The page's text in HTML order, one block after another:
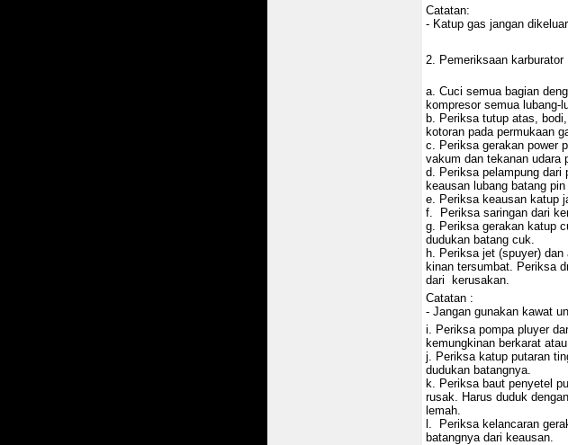
Catatan:
- Katup gas jangan
2. Pemeriksaan karburator
a. Cuci semua bagian
kompresor semua lubang-
b. Periksa tutup atas,
kotoran pada permukaan
c. Periksa gerakan power
vakum dan tekanan udara
d. Periksa pelampung dari
keausan lubang batang pin
e. Periksa keausan katup
f. Periksa saringan dari
g. Periksa gerakan katup
dudukan batang cuk.
h. Periksa jet (spuyer)
kinan tersumbat. Periksa
dari kerusakan.
Catatan :
- Jangan gunakan kawat
i. Periksa pompa pluyer
kemungkinan berkarat
j. Periksa katup putaran
dudukan batangnya.
k. Periksa baut penyetel
rusak. Harus duduk
lemah.
l. Periksa kelancaran
batangnya dari keausan.